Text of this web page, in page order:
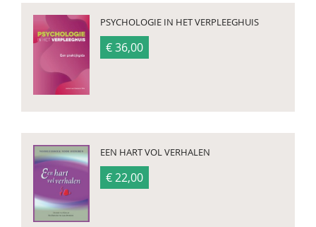
PSYCHOLOGIE IN HET VERPLEEGHUIS
€ 36,00
EEN HART VOL VERHALEN
€ 22,00